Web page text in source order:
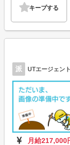
キープする
派 UTエージェン
月給217,000